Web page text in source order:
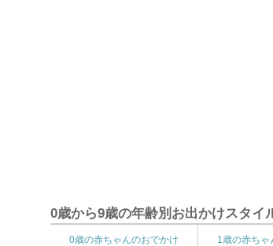
0歳から9歳の年齢別お出かけスタイ
0歳の赤ちゃんのおでかけ 1歳の赤ちゃ